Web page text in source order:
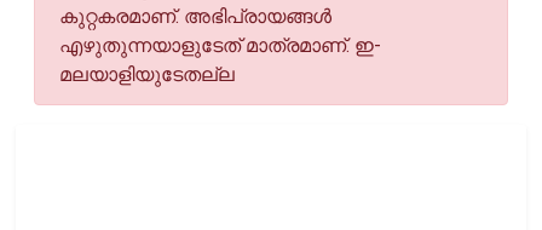
കുറ്റകരമാണ്. അഭിപ്രായങ്ങള്‍
എഴുതുന്നയാളുടേത് മാത്രമാണ്. ഇ-
മലയാളിയുടേതല്ല